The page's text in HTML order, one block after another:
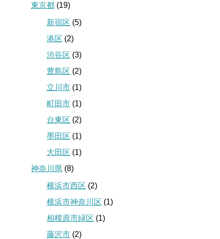
東京都 (19)
新宿区 (5)
港区 (2)
渋谷区 (3)
豊島区 (2)
立川市 (1)
町田市 (1)
台東区 (2)
墨田区 (1)
大田区 (1)
神奈川県 (8)
横浜市西区 (2)
横浜市神奈川区 (1)
相模原市緑区 (1)
藤沢市 (2)